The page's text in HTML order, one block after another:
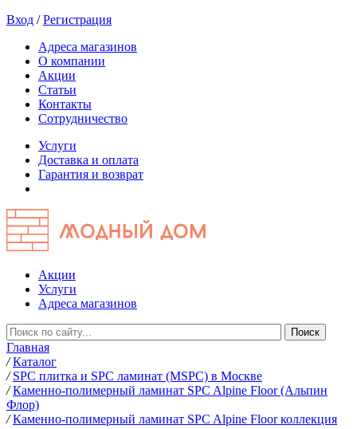
Вход /Регистрация
Адреса магазинов
О компании
Акции
Статьи
Контакты
Сотрудничество
Услуги
Доставка и оплата
Гарантия и возврат
Акции
Услуги
Адреса магазинов
Главная
/ Каталог
/ SPC плитка и SPC ламинат (MSPC) в Москве
/ Каменно-полимерный ламинат SPC Alpine Floor (Альпин
Флор)
/ Каменно-полимерный ламинат SPC Alpine Floor коллекция